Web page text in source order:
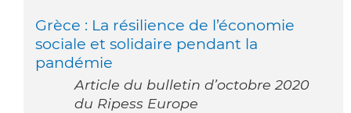
Grèce : La résilience de l’économie
sociale et solidaire pendant la
pandémie
Article du bulletin d’octobre 2020
du Ripess Europe